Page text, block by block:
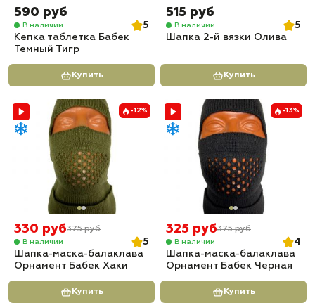
590 руб
В наличии
5
Кепка таблетка Бабек
Темный Тигр
Купить
515 руб
В наличии
5
Шапка 2-й вязки Олива
Купить
-12%
330 руб375 руб
В наличии
5
Шапка-маска-балаклава
Орнамент Бабек Хаки
Купить
-13%
325 руб375 руб
В наличии
4
Шапка-маска-балаклава
Орнамент Бабек Черная
Купить